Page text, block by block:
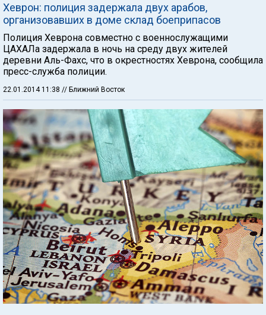
Хеврон: полиция задержала двух арабов,
организовавших в доме склад боеприпасов
Полиция Хеврона совместно с военнослужащими
ЦАХАЛа задержала в ночь на среду двух жителей
деревни Аль-Фахс, что в окрестностях Хеврона, сообщила
пресс-служба полиции.
22.01.2014 11:38 // Ближний Восток